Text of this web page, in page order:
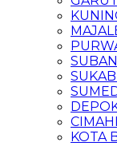
CIMAHI
KOTA